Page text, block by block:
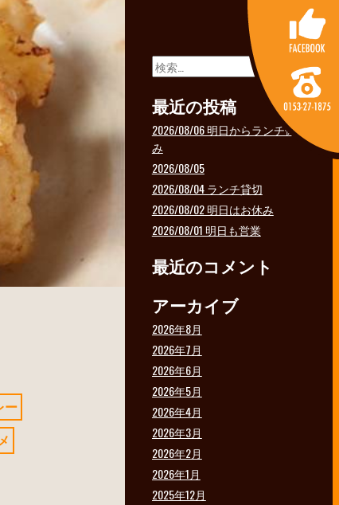
ー
検
索:
最近の投稿
2026/08/06 明日からランチ休
み
2026/08/05
2026/08/04 ランチ貸切
2026/08/02 明日はお休み
2026/08/01 明日も営業
最近のコメント
アーカイブ
2026年8月
2026年7月
2026年6月
2026年5月
2026年4月
2026年3月
2026年2月
2026年1月
2025年12月